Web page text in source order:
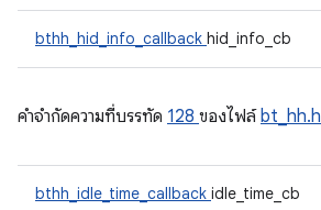
bthh_hid_info_callback hid_info_cb
คําจํากัดความที่บรรทัด 128 ของไฟล์bt_hh.h
bthh_idle_time_callback idle_time_cb